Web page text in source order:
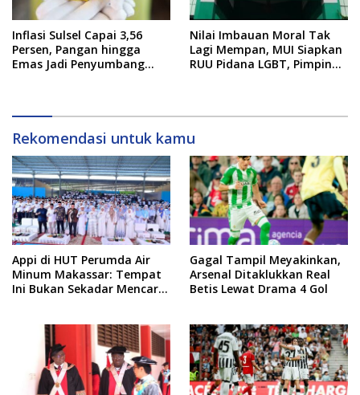
Inflasi Sulsel Capai 3,56
Persen, Pangan hingga
Emas Jadi Penyumbang
Nilai Imbauan Moral Tak
Lagi Mempan, MUI Siapkan
RUU Pidana LGBT, Pimpinan
Rekomendasi untuk kamu
Appi di HUT Perumda Air
Minum Makassar: Tempat
Ini Bukan Sekadar Mencari
Gagal Tampil Meyakinkan,
Arsenal Ditaklukkan Real
Betis Lewat Drama 4 Gol